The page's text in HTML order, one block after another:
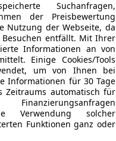
Suchanfragen,
der Preisbewertung
Nutzung der Webseite, da
entfällt. Mit Ihrer
Informationen an von
Einige Cookies/Tools
um von Ihnen bei
Informationen für 30 Tage
Zeitraums automatisch für
Verwendung solcher
Funktionen ganz oder